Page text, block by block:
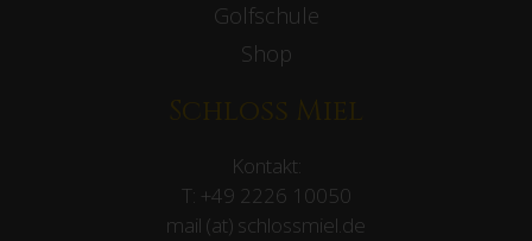
Golfschule
Shop
Schloss Miel
Kontakt:
T: +49 2226 10050
mail (at) schlossmiel.de